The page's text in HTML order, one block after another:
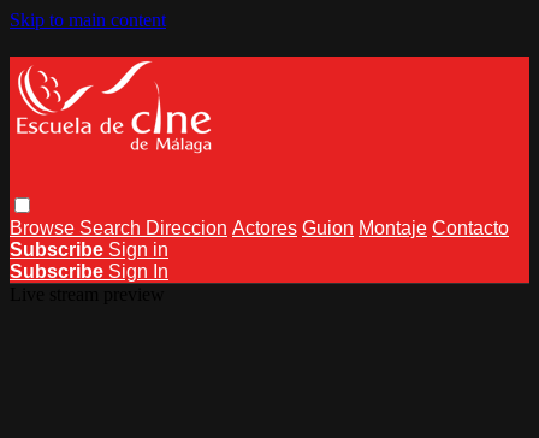
Skip to main content
Browse Search Direccion Actores Guion Montaje Contacto
Subscribe Sign in
Subscribe Sign In